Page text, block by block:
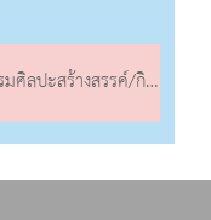
สรรค์/กิจกรรมเล่นตามมุม